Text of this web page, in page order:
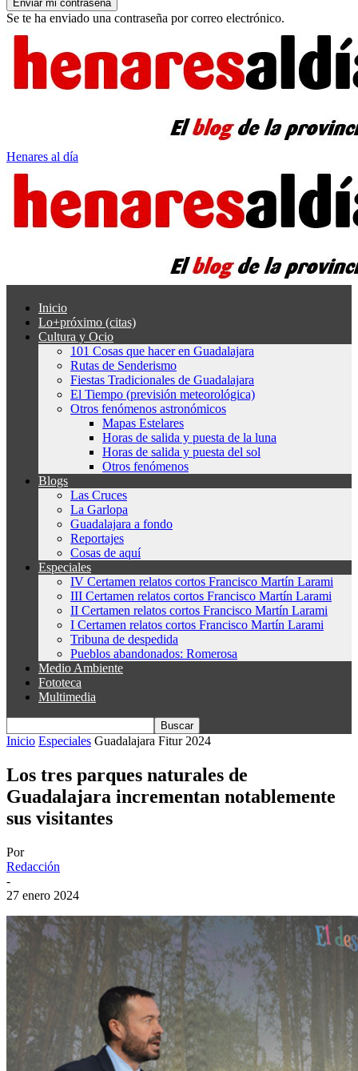
Se te ha enviado una contraseña por correo electrónico.
Henares al día
Inicio
Lo+próximo (citas)
Cultura y Ocio
101 Cosas que hacer en Guadalajara
Rutas de Senderismo
Fiestas Tradicionales de Guadalajara
El Tiempo (previsión meteorológica)
Otros fenómenos astronómicos
Mapas Estelares
Horas de salida y puesta de la luna
Horas de salida y puesta del sol
Otros fenómenos
Blogs
Las Cruces
La Garlopa
Guadalajara a fondo
Reportajes
Cosas de aquí
Especiales
IV Certamen relatos cortos Francisco Martín Larami
III Certamen relatos cortos Francisco Martín Larami
II Certamen relatos cortos Francisco Martín Larami
I Certamen relatos cortos Francisco Martín Larami
Tribuna de despedida
Pueblos abandonados: Romerosa
Medio Ambiente
Fototeca
Multimedia
Inicio Especiales Guadalajara Fitur 2024
Los tres parques naturales de
Guadalajara incrementan notablemente
sus visitantes
Por
Redacción
-
27 enero 2024